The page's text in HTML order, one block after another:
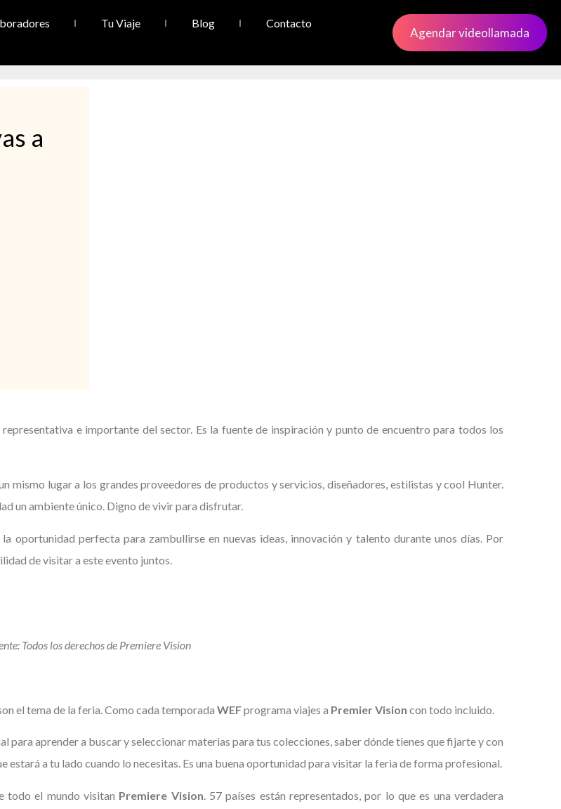
Tu Viaje Blog Contacto
Agendar videollamada
a
representativa e importante del sector. Es la fuente de inspiración y punto de encuentro para todos los
mismo lugar a los grandes proveedores de productos y servicios, diseñadores, estilistas y cool Hunter.
un ambiente único. Digno de vivir para disfrutar.
la oportunidad perfecta para zambullirse en nuevas ideas, innovación y talento durante unos días. Por
de visitar a este evento juntos.
Todos los derechos de Premiere Vision
el tema de la feria. Como cada temporada WEFprograma viajes a Premier Vision con todo incluido.
aprender a buscar y seleccionar materias para tus colecciones, saber dónde tienes que fijarte y con
a tu lado cuando lo necesitas. Es una buena oportunidad para visitar la feria de forma profesional.
todo el mundo visitan Premiere Vision . 57 países están representados, por lo que es una verdadera